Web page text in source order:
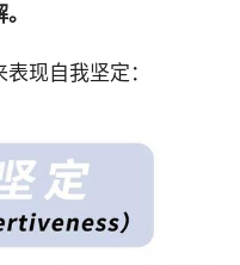
现自我坚定：